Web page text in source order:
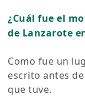
¿Cuál fue el
de Lanzarote
Como fue un
escrito antes
que tuve.